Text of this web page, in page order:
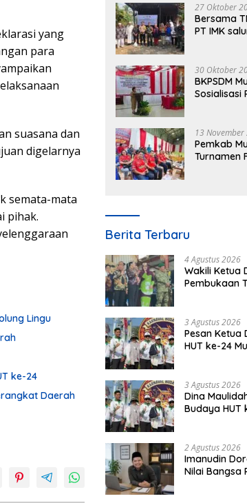
yang
para
suasana dan
digelarnya
semata-mata
pihak.
Lingu
ke-24
Daerah
27 Oktober
Bersama
PT IMK
30 Oktober
BKPSDM
Sosialisasi
13
Pemkab
Turnamen
Berita Terbaru
4 Agustus 2026
Wakili Ketua
Pembukaan
3 Agustus 2026
Pesan Ketua
HUT ke-24
3 Agustus 2026
Dina
Budaya HUT
2 Agustus 2026
Imanudin
Nilai Bangsa